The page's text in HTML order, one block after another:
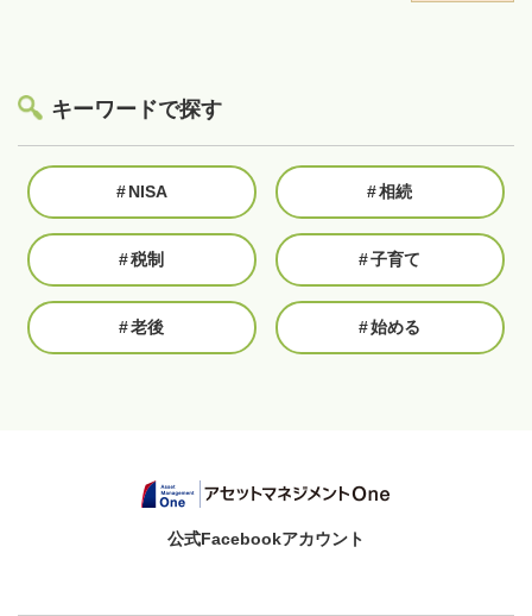
キーワードで探す
#NISA #相続
#税制 #子育て
#老後 #始める
公式Facebookアカウント